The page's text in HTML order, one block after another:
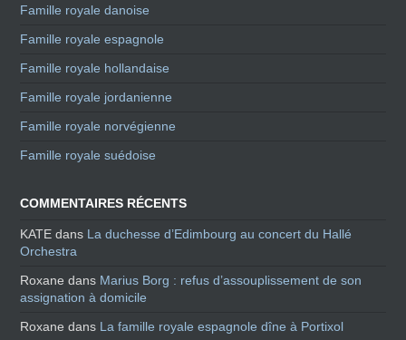
Famille royale danoise
Famille royale espagnole
Famille royale hollandaise
Famille royale jordanienne
Famille royale norvégienne
Famille royale suédoise
COMMENTAIRES RÉCENTS
KATE dans La duchesse d’Edimbourg au concert du Hallé
Orchestra
Roxane dans Marius Borg : refus d’assouplissement de son
assignation à domicile
Roxane dans La famille royale espagnole dîne à Portixol